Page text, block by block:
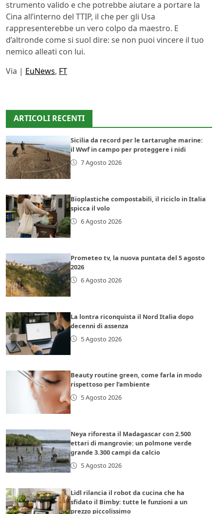
strumento valido e che potrebbe aiutare a portare la
Cina all’interno del TTIP, il che per gli Usa
rappresenterebbe un vero colpo da maestro. E
d’altronde come si suol dire: se non puoi vincere il tuo
nemico alleati con lui.
Via | EuNews, FT
ARTICOLI RECENTI
Sicilia da record per le tartarughe marine:
il Wwf in campo per proteggere i nidi
7 Agosto 2026
Bioplastiche compostabili, il riciclo in Italia
spicca il volo
6 Agosto 2026
Prometeo tv, la nuova puntata del 5 agosto
2026
6 Agosto 2026
La lontra riconquista il Nord Italia dopo
decenni di assenza
5 Agosto 2026
Beauty routine green, come farla in modo
rispettoso per l’ambiente
5 Agosto 2026
Neya riforesta il Madagascar con 2.500
ettari di mangrovie: un polmone verde
grande 3.300 campi da calcio
5 Agosto 2026
Lidl rilancia il robot da cucina che ha
sfidato il Bimby: tutte le funzioni a un
prezzo piccolissimo